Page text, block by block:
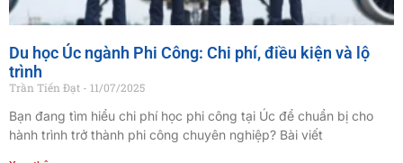
Du học Úc ngành Phi Công: Chi phí, điều kiện và lộ
trình
Trần Tiến Đạt 11/07/2025
Bạn đang tìm hiểu chi phí học phi công tại Úc để chuẩn bị cho
hành trình trở thành phi công chuyên nghiệp? Bài viết